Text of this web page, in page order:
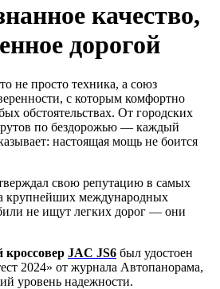
качество,
дорогой
не просто техника, а союз
с которым комфортно
обстоятельствах. От городских
по бездорожью — каждый
настоящая мощь не боится
свою репутацию в самых
крупнейших международных
не ищут легких дорог — они
кроссовер JAC JS6 был удостоен
2024» от журнала Автопанорама,
уровень надежности.